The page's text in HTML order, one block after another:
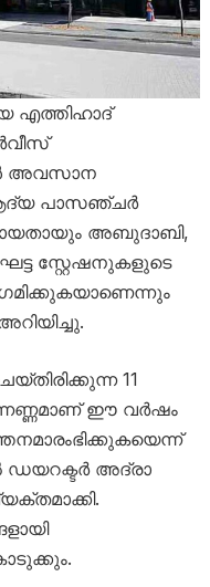
എത്തിഹാദ്
അവസാന
പാസഞ്ചർ
അബുദാബി,
സ്റ്റേഷനുകളുടെ
11
ഈ വർഷം
ഡയറക്ടർ അദ്രാ